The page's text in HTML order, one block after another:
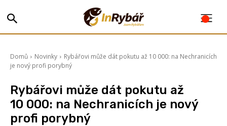
Domů Novinky
Rybářovi může dát pokutu až 10 000: na Nechranicích
je nový profi porybný
Rybářovi může dát pokutu až
10 000: na Nechranicích je nový
profi porybný